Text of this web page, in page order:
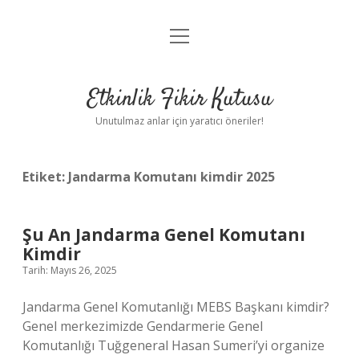
Anasayfa
Yasal Uyarı
menüyü
Etkinlik Fikir Kutusu
Unutulmaz anlar için yaratıcı öneriler!
Etiket: Jandarma Komutanı kimdir 2025
Şu An Jandarma Genel Komutanı
Kimdir
Tarih: Mayıs 26, 2025
Jandarma Genel Komutanlığı MEBS Başkanı kimdir?
Genel merkezimizde Gendarmerie Genel
Komutanlığı Tuğgeneral Hasan Sumeri’yi organize